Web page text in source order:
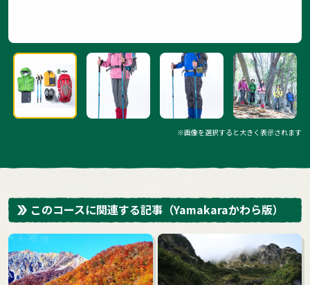
※画像を選択すると大きく表示されます
このコースに関連する記事 （Yamakaraかわら版）